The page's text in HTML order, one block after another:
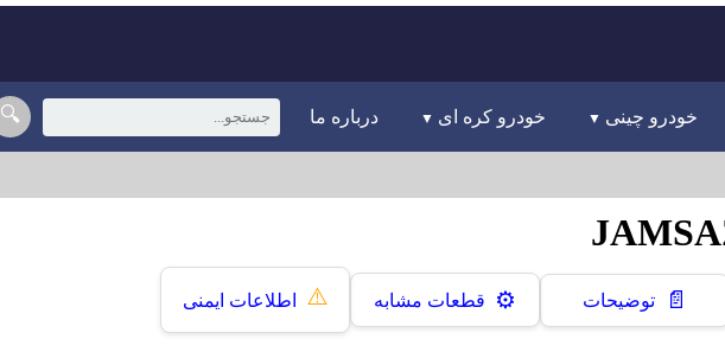
🔍 خودرو چینی خودرو کره ای درباره ما
📄 توضیحات ⚙️ قطعات مشابه ⚠️ اطلاعات ایمنی